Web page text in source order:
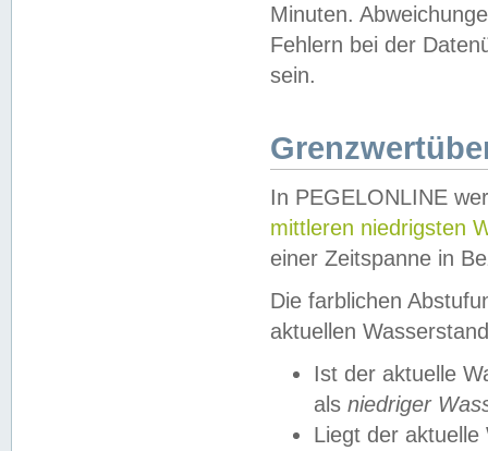
Minuten.
Fehlern bei der
sein.
In PEGELONLINE
mittleren niedrigsten
einer Zeitspanne in
Die farblichen
aktuellen
Ist der aktuelle
als niedriger
Liegt der